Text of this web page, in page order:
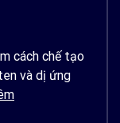
cách chế tạo
và dị ứng